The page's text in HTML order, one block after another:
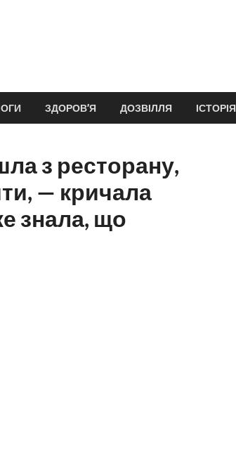
ЗДОРОВ’Я ДОЗВІЛЛЯ ІСТОРІЯ
з ресторану,
— кричала
знала, що